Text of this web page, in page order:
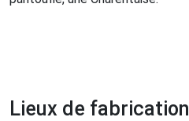
Lieux de fabrication